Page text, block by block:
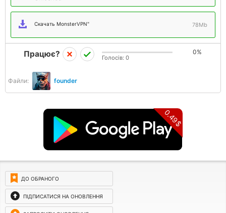
Скачать MonsterVPN" 78Mb
Файли: founder
Працює? 0%
Голосів: 0
0.49$
ДО ОБРАНОГО
ПІДПИСАТИСЯ НА ОНОВЛЕННЯ